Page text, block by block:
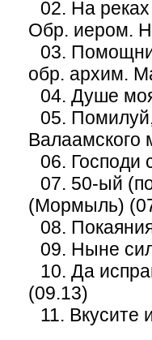
02. На
Обр. иером.
03.
обр. архим.
04. Душе
05.
Валаамского
06. Господи
07. 50-ый
(Мормыль)
08.
09. Ныне
10. Да
(09.13)
11. Вкусите